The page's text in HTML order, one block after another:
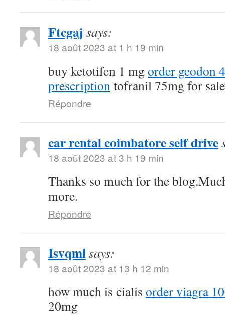
Ftcgaj says:
18 août 2023 at 1 h 19 min
buy ketotifen 1 mg order geodon
prescriptiontofranil 75mg for sale
Répondre
car rental coimbatore self drive
18 août 2023 at 3 h 19 min
Thanks so much for the
more.
Répondre
Isvqmlsays:
18 août 2023 at 13 h 12 min
how much is cialis order viagra
20mg